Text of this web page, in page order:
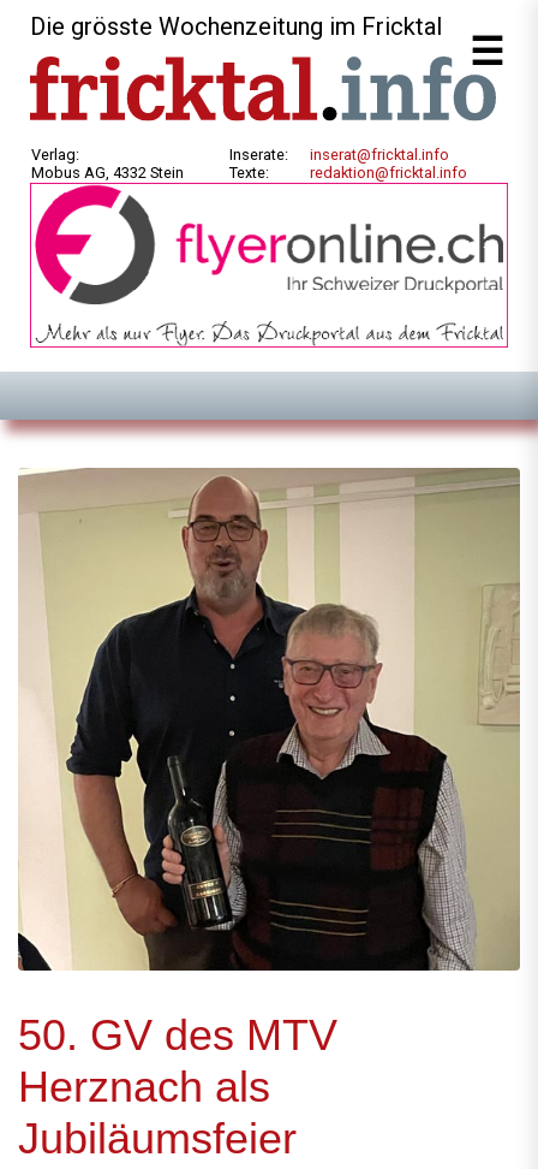
Die grösste Wochenzeitung im Fricktal
Verlag:
Mobus AG, 4332 Stein
Inserate:
Texte:
inserat@fricktal.info
redaktion@fricktal.info
50. GV des MTV
Herznach als
Jubiläumsfeier